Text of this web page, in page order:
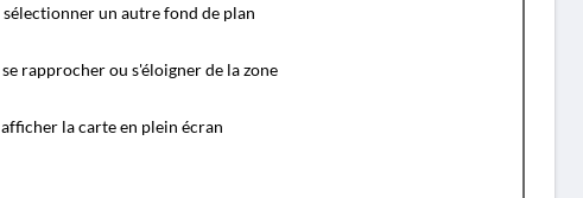
sélectionner un autre fond de plan
se rapprocher ou s'éloigner de la zone
afficher la carte en plein écran